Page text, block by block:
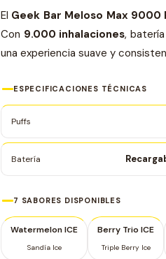
El Geek Bar Meloso Max 9000
Con 9.000 inhalaciones,
una experiencia suave y
ESPECIFICACIONES TÉCNICAS
Puffs
Batería
7 SABORES DISPONIBLES
Watermelon ICE
Sandía Ice
Berry Trio ICE
Triple Berry Ice